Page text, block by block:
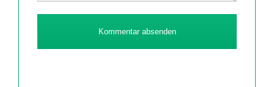
Kommentar absenden